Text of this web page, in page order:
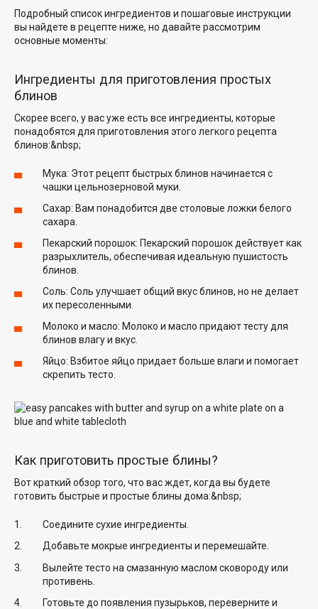
Подробный список ингредиентов и пошаговые инструкции
вы найдете в рецепте ниже, но давайте рассмотрим
основные моменты:
Ингредиенты для приготовления простых
блинов
Скорее всего, у вас уже есть все ингредиенты, которые
понадобятся для приготовления этого легкого рецепта
блинов:&nbsp;
Мука: Этот рецепт быстрых блинов начинается с
чашки цельнозерновой муки.
Сахар: Вам понадобится две столовые ложки белого
сахара.
Пекарский порошок: Пекарский порошок действует как
разрыхлитель, обеспечивая идеальную пушистость
блинов.
Соль: Соль улучшает общий вкус блинов, но не делает
их пересоленными.
Молоко и масло: Молоко и масло придают тесту для
блинов влагу и вкус.
Яйцо: Взбитое яйцо придает больше влаги и помогает
скрепить тесто.
Как приготовить простые блины?
Вот краткий обзор того, что вас ждет, когда вы будете
готовить быстрые и простые блины дома:&nbsp;
Соедините сухие ингредиенты.
Добавьте мокрые ингредиенты и перемешайте.
Вылейте тесто на смазанную маслом сковороду или
противень.
Готовьте до появления пузырьков, переверните и